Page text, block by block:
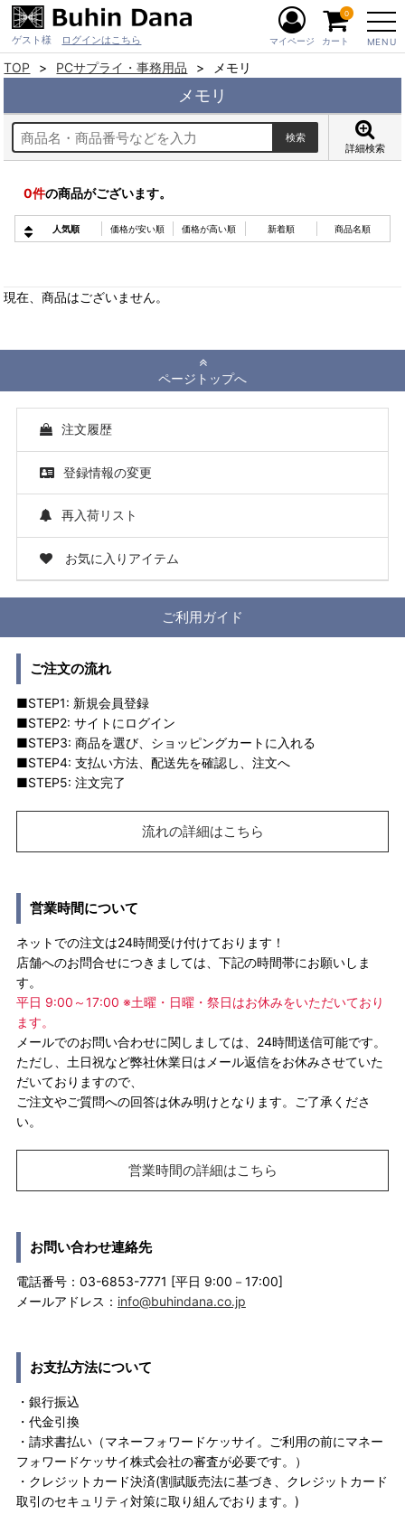
ゲスト様 ログインはこちら MENU
マイページ カート
0
TOP PCサプライ・事務用品 メモリ
メモリ
詳細検索
0件の商品がございます。
人気順 価格が安い順 価格が高い順 新着順 商品名順
現在、商品はございません。
ページトップへ
注文履歴
登録情報の変更
再入荷リスト
お気に入りアイテム
ご利用ガイド
ご注文の流れ
■STEP1: 新規会員登録
■STEP2: サイトにログイン
■STEP3: 商品を選び、ショッピングカートに入れる
■STEP4: 支払い方法、配送先を確認し、注文へ
■STEP5: 注文完了
流れの詳細はこちら
営業時間について
ネットでの注文は24時間受け付けております！
店舗へのお問合せにつきましては、下記の時間帯にお願いしま
す。
平日 9:00～17:00 ※土曜・日曜・祭日はお休みをいただいており
ます。
メールでのお問い合わせに関しましては、24時間送信可能です。
ただし、土日祝など弊社休業日はメール返信をお休みさせていた
だいておりますので、
ご注文やご質問への回答は休み明けとなります。ご了承くださ
い。
営業時間の詳細はこちら
お問い合わせ連絡先
電話番号：03-6853-7771 [平日 9:00－17:00]
メールアドレス： info@buhindana.co.jp
お支払方法について
・銀行振込
・代金引換
・請求書払い（マネーフォワードケッサイ。ご利用の前にマネー
フォワードケッサイ株式会社の審査が必要です。）
・クレジットカード決済(割賦販売法に基づき、クレジットカード
取引のセキュリティ対策に取り組んでおります。)